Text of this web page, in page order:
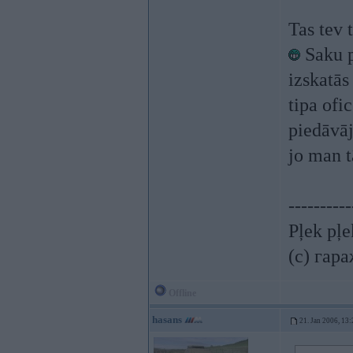
Tas tev
Saku
tipa
jo man
Pļek
(c)
hasans 21. Jan 2006,